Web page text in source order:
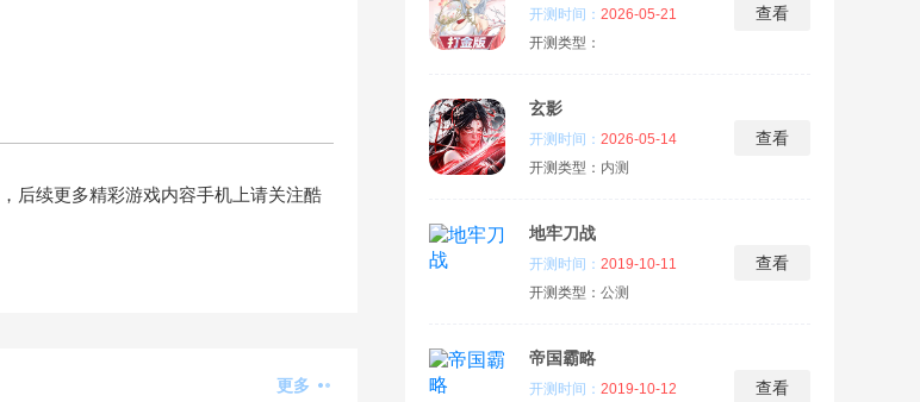
后续更多精彩游戏内容手机上请关注酷
更多
开测时间： 2026-05-21
开测类型：
查看
玄影
开测时间： 2026-05-14
开测类型： 内测
查看
地牢刀战
开测时间： 2019-10-11
开测类型： 公测
查看
帝国霸略
开测时间： 2019-10-12
查看